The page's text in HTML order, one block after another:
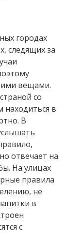
городах
следящих за
вещами.
со
находиться в
В
отвечает на
На улицах
правила
не
в
с